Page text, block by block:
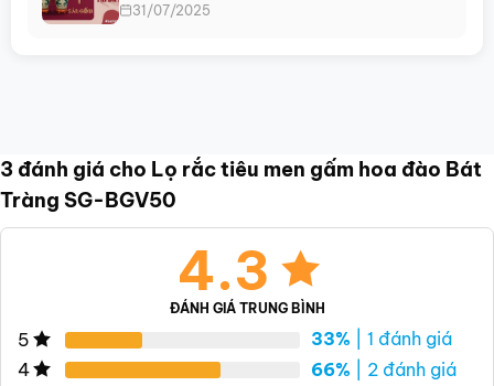
31/07/2025
3 đánh giá cho Lọ rắc tiêu men gấm hoa đào Bát
Tràng SG-BGV50
4.3
ĐÁNH GIÁ TRUNG BÌNH
5 33% | 1 đánh giá
4
66% | 2 đánh giá